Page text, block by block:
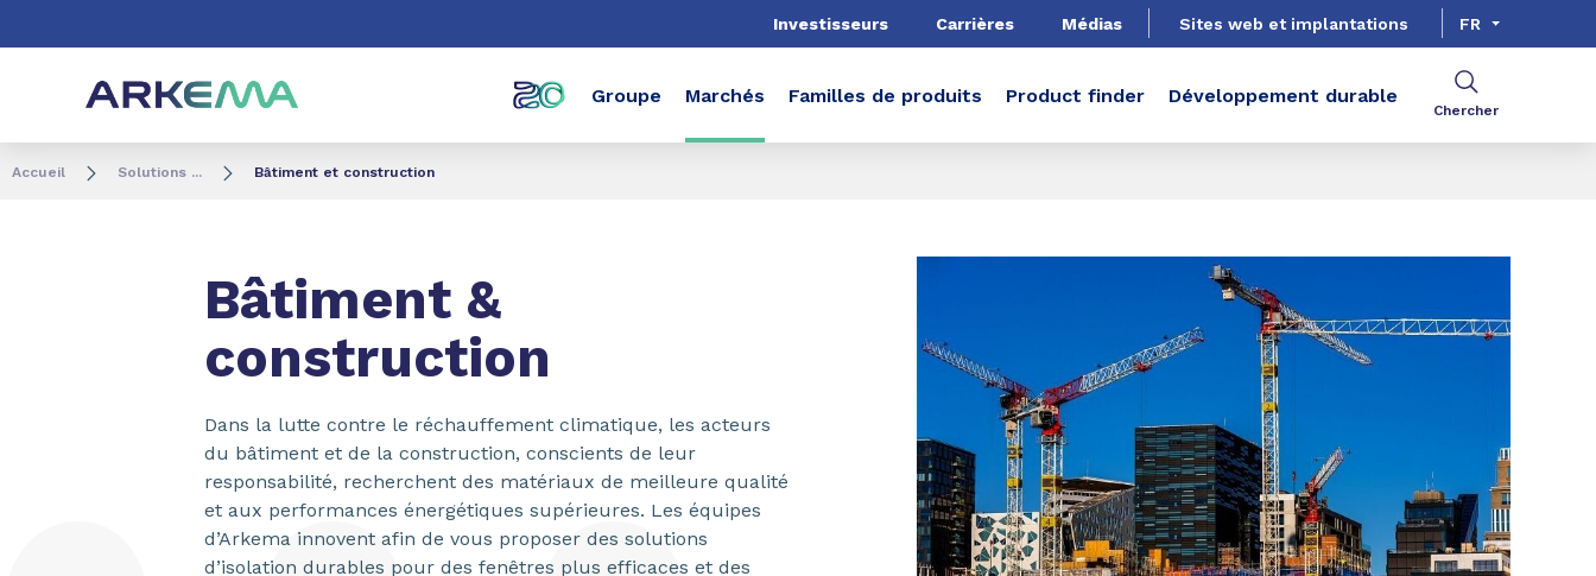
Investisseurs Carrières Médias Sites web et implantations FR
Groupe Marchés Familles de produits Product finder Développement durable
Chercher
Accueil Solutions ... Bâtiment et construction
Bâtiment &
construction
Dans la lutte contre le réchauffement climatique, les acteurs
du bâtiment et de la construction, conscients de leur
responsabilité, recherchent des matériaux de meilleure qualité
et aux performances énergétiques supérieures. Les équipes
d’Arkema innovent afin de vous proposer des solutions
d’isolation durables pour des fenêtres plus efficaces et des